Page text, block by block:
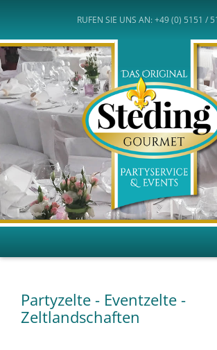
RUFEN SIE UNS AN: +49 (0) 5151 /
Partyzelte - Eventzelte -
Zeltlandschaften